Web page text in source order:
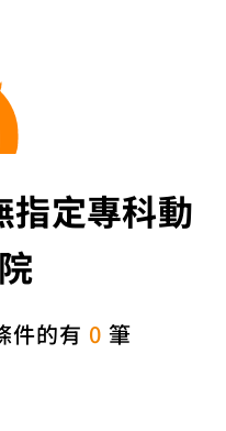
指定專科動
件的有 0 筆